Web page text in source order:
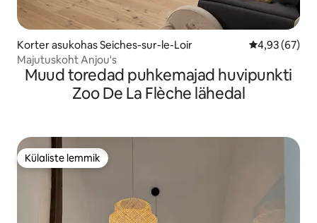
Korter asukohas Seiches-sur-le-Loir Keskmine
4,93 (67)
Majutuskoht Anjou's
Muud toredad puhkemajad huvipunkti
Zoo De La Flèche lähedal
Külaliste lemmik
Külaliste lemmik